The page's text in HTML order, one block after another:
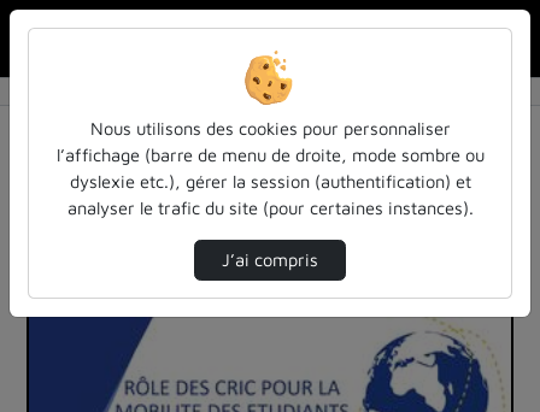
37 vidéos trouvées
Audio Vidéo Statistiques de vues
Direction de tri
00:30:13
Nous utilisons des cookies pour personnaliser
l’affichage (barre de menu de droite, mode sombre ou
dyslexie etc.), gérer la session (authentification) et
analyser le trafic du site (pour certaines instances).
J’ai compris